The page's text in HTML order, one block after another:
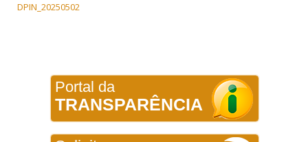
DPIN_20250502
Portal da
TRANSPARÊNCIA